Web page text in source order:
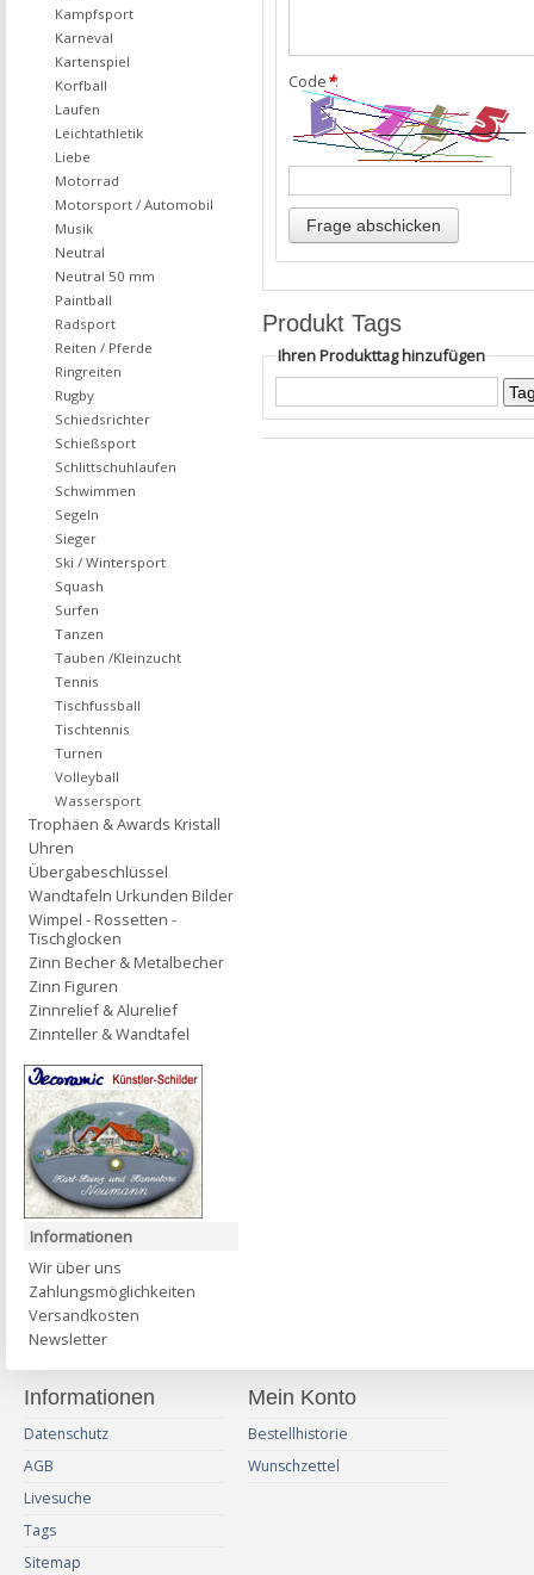
Code*:
Produkt Tags
Ihren Produkttag hinzufügen
Kampfsport
Karneval
Kartenspiel
Korfball
Laufen
Leichtathletik
Liebe
Motorrad
Motorsport / Automobil
Musik
Neutral
Neutral 50 mm
Paintball
Radsport
Reiten / Pferde
Ringreiten
Rugby
Schiedsrichter
Schießsport
Schlittschuhlaufen
Schwimmen
Segeln
Sieger
Ski / Wintersport
Squash
Surfen
Tanzen
Tauben /Kleinzucht
Tennis
Tischfussball
Tischtennis
Turnen
Volleyball
Wassersport
Trophäen & Awards Kristall
Uhren
Übergabeschlüssel
Wandtafeln Urkunden Bilder
Wimpel - Rossetten -
Tischglocken
Zinn Becher & Metalbecher
Zinn Figuren
Zinnrelief & Alurelief
Zinnteller & Wandtafel
Informationen
Wir über uns
Zahlungsmöglichkeiten
Versandkosten
Newsletter
Informationen
Datenschutz
AGB
Livesuche
Tags
Sitemap
Mein Konto
Bestellhistorie
Wunschzettel